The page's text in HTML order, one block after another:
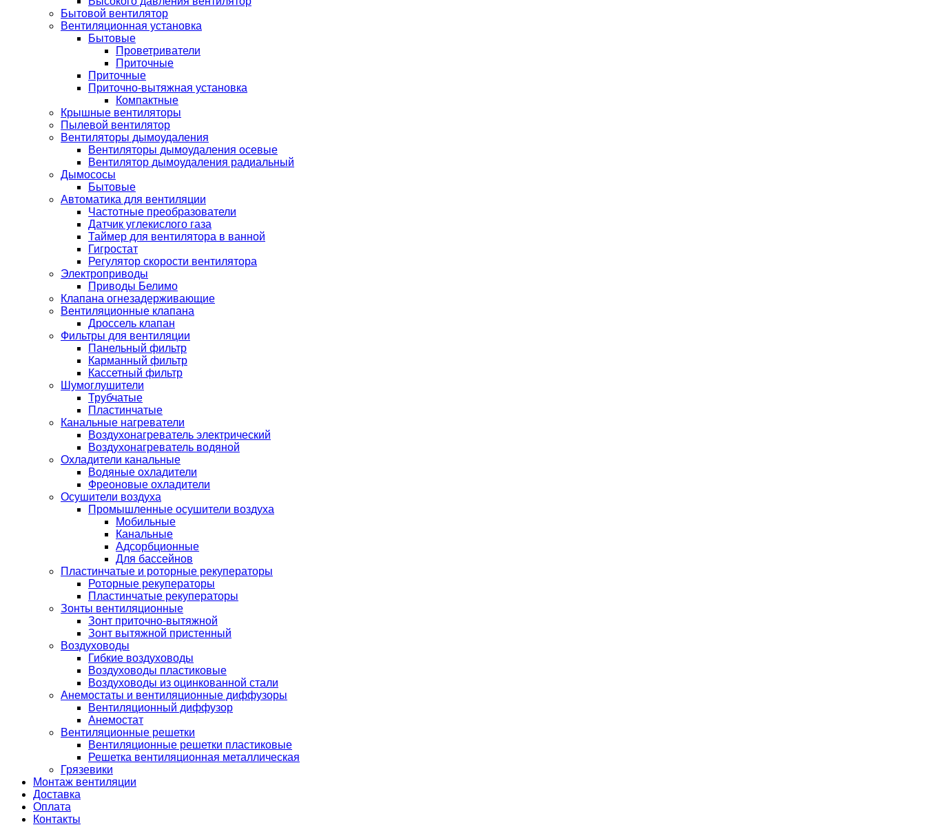
Бытовой вентилятор
Вентиляционная установка
Бытовые
Проветриватели
Приточные
Приточные
Приточно-вытяжная установка
Компактные
Крышные вентиляторы
Пылевой вентилятор
Вентиляторы дымоудаления
Вентиляторы дымоудаления осевые
Вентилятор дымоудаления радиальный
Дымососы
Бытовые
Автоматика для вентиляции
Частотные преобразователи
Датчик углекислого газа
Таймер для вентилятора в ванной
Гигростат
Регулятор скорости вентилятора
Электроприводы
Приводы Белимо
Клапана огнезадерживающие
Вентиляционные клапана
Дроссель клапан
Фильтры для вентиляции
Панельный фильтр
Карманный фильтр
Кассетный фильтр
Шумоглушители
Трубчатые
Пластинчатые
Канальные нагреватели
Воздухонагреватель электрический
Воздухонагреватель водяной
Охладители канальные
Водяные охладители
Фреоновые охладители
Осушители воздуха
Промышленные осушители воздуха
Мобильные
Канальные
Адсорбционные
Для бассейнов
Пластинчатые и роторные рекуператоры
Роторные рекуператоры
Пластинчатые рекуператоры
Зонты вентиляционные
Зонт приточно-вытяжной
Зонт вытяжной пристенный
Воздуховоды
Гибкие воздуховоды
Воздуховоды пластиковые
Воздуховоды из оцинкованной стали
Анемостаты и вентиляционные диффузоры
Вентиляционный диффузор
Анемостат
Вентиляционные решетки
Вентиляционные решетки пластиковые
Решетка вентиляционная металлическая
Грязевики
Монтаж вентиляции
Доставка
Оплата
Контакты